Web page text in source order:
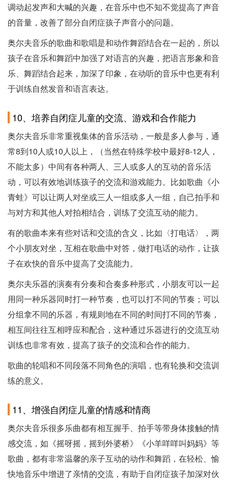
调动起发声和大喊的兴趣，在音乐中也不知不觉提高了声音
的音量，改善了部分自闭症孩子声音小的问题。
奥尔夫音乐的歌曲和歌唱是和动作舞蹈结合在一起的，所以
孩子在音乐和舞蹈中加强了对语言的兴趣，把语言形象和音
乐、舞蹈结合起来，加深了印象，在动听的音乐中也更有利
于训练自然发音和语言表达。
10、培养自闭症儿童的交流、游戏和合作能力
奥尔夫音乐非常重视集体的音乐活动，一般是多人参与，通
常8到10人或10人以上，（当然在特殊学校中最好8-12人，
不能太多）中间有各种两人、三人或多人的互动的音乐活
动，可以有效地训练孩子的交流和游戏能力。比如歌曲《小
青蛙》可以让两人对坐或三人一组或多人一组，自己拍手和
与对方和其他人对拍相结合，训练了交流互动的能力。
有的歌曲本来有些对话和交流的含义，比如〈打电话〉，两
个小朋友对坐，互相在歌曲中对答，做打电话的动作，让孩
子在欢快的音乐中提高了交流能力。
奥尔夫乐器的演奏有分奏和合奏多种形式，小朋友可以一起
用同一种乐器同时打一种节奏，也可以打不同的节奏；可以
分组拿不同的乐器，有规则地在不同的时间打不同的节奏，
相互间往往互相呼应和配合，这种通过乐器进行的交流互动
训练也非常有效，提高了孩子的交流和合作的能力。
歌曲的轮唱和不同段落不同角色的演唱，也有轮换和交流训
练的意义。
11、增强自闭症儿童的情感和情商
奥尔夫音乐很多乐曲都有相互握手、拍手等带身体接触的情
感交流，如《摇呀摇，摇到外婆桥》《小羊咩咩叫妈妈》等
歌曲，都有非常温馨的亲子互动的动作和舞蹈，在轻松、愉
快地音乐中增进了亲情的交流，有助于自闭症孩子加深对伙